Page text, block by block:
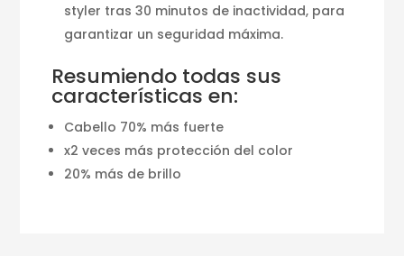
styler tras 30 minutos de inactividad, para
garantizar un seguridad máxima.
Resumiendo todas sus
características en:
Cabello 70% más fuerte
x2 veces más protección del color
20% más de brillo